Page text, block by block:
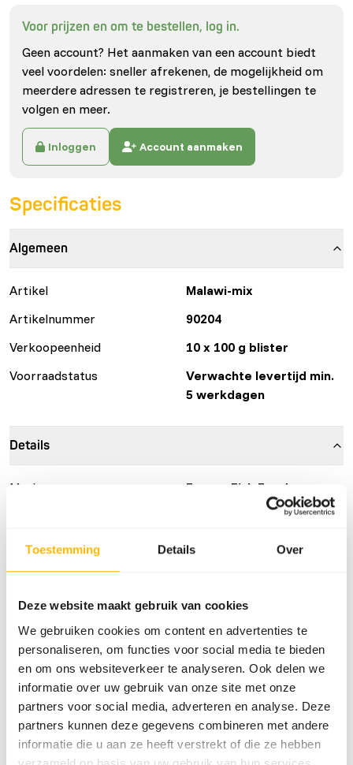
Toestemming Details Over
Deze website maakt gebruik van cookies
We gebruiken cookies om content en advertenties te
personaliseren, om functies voor social media te bieden
en om ons websiteverkeer te analyseren. Ook delen we
informatie over uw gebruik van onze site met onze
partners voor social media, adverteren en analyse. Deze
partners kunnen deze gegevens combineren met andere
informatie die u aan ze heeft verstrekt of die ze hebben
Over dit product
Voor meer informatie over dit product en de doelsoorten,
klik op de website link.
Voor prijzen en om te bestellen, log in.
Geen account? Het aanmaken van een account biedt
veel voordelen: sneller afrekenen, de mogelijkheid om
meerdere adressen te registreren, je bestellingen te
volgen en meer.
Inloggen Account aanmaken
Specificaties
Algemeen
Artikel
Malawi-mix
Artikelnummer
90204
Verkoopeenheid
10 x 100 g blister
Voorraadstatus
Verwachte levertijd min.
5 werkdagen
Details
Merk
Frozen Fish Food
Voedingsadvies
Dit product is een rauw diervoeder. Houd daarom de
hygiënevoorschriften in acht.